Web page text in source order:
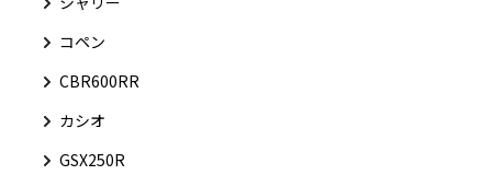
コペン
CBR600RR
カシオ
GSX250R